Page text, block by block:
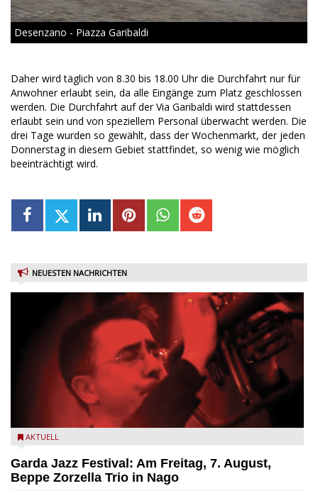
Desenzano - Piazza Garibaldi
Daher wird täglich von 8.30 bis 18.00 Uhr die Durchfahrt nur für
Anwohner erlaubt sein, da alle Eingänge zum Platz geschlossen
werden. Die Durchfahrt auf der Via Garibaldi wird stattdessen
erlaubt sein und von speziellem Personal überwacht werden. Die
drei Tage wurden so gewählt, dass der Wochenmarkt, der jeden
Donnerstag in diesem Gebiet stattfindet, so wenig wie möglich
beeinträchtigt wird.
NEUESTEN NACHRICHTEN
Beppe Zorzella Trio zu Gast beim Garda Jazz Festival
AKTUELL
Garda Jazz Festival: Am Freitag, 7. August,
Beppe Zorzella Trio in Nago